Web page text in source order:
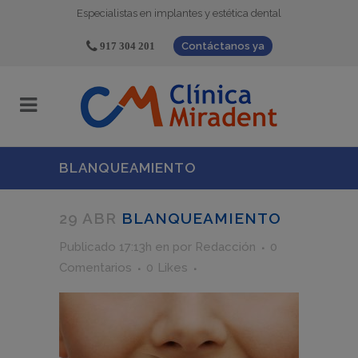
Especialistas en implantes y estética dental
917 304 201 Contáctanos ya
BLANQUEAMIENTO
29 ABR BLANQUEAMIENTO
Publicado 17:13h en por Redacción
0
Comentarios
0 Likes